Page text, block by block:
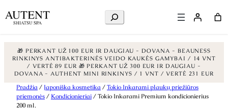
🎁 PERKANT UŽ 100 EUR IR DAUGIAU - DOVANA - BEAUNESS
RINKINYS ANTIBAKTERINĖS VEIDO KAUKĖS GAMYBAI / 14 VNT
/ VERTĖ 89 EUR 🎁 PERKANT UŽ 300 EUR IR DAUGIAU -
DOVANA - AUTHENT MINI RINKINYS / 1 VNT / VERTĖ 231 EUR
prie
Ieškoti
Pradžia / Japoniška kosmetika /Tokio Inkarami plaukų priežiūros
priemonės/ Kondicionieriai/ Tokio Inkarami Premium kondicionierius
200 ml.